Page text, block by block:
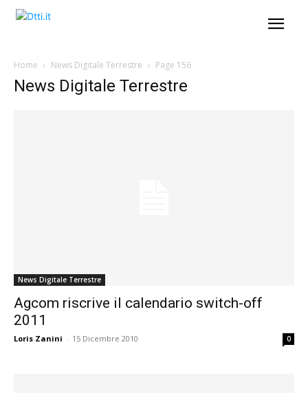
Home News Digitale Terrestre Page 156
News Digitale Terrestre
News Digitale Terrestre
Agcom riscrive il calendario switch-off
2011
Loris Zanini - 15 Dicembre 2010 0